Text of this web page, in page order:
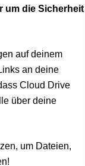
um die Sicherheit
auf deinem
an deine
Cloud Drive
über deine
um Dateien,